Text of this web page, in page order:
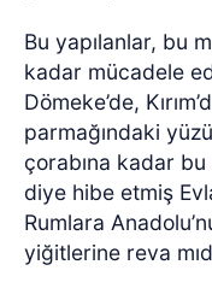
Bu yapılanlar, bu
kadar mücadele
Dömeke’de,
parmağındaki
çorabına kadar
diye hibe etmiş
Rumlara
yiğitlerine reva